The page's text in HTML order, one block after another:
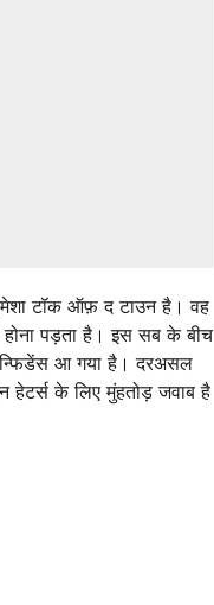
टॉक ऑफ़ द टाउन है। वह
पड़ता है। इस सब के बीच
आ गया है। दरअसल
के लिए मुंहतोड़ जवाब है